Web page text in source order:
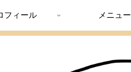
フィール メニュー